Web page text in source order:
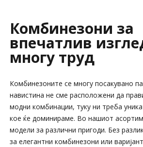
Комбинезони за
впечатлив
многу труд
Комбинезоните се многу посакувано
навистина не сме расположени да
модни комбинации, туку ни треба
кое ќе доминираме. Во нашиот
модели за различни пригоди. Без
за елегантни комбинезони или